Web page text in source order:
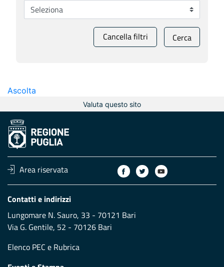
Cancella filtri Cerca
Ascolta
Valuta questo sito
Area riservata
Contatti e indirizzi
Lungomare N. Sauro, 33 - 70121 Bari
Via G. Gentile, 52 - 70126 Bari
Elenco PEC e Rubrica